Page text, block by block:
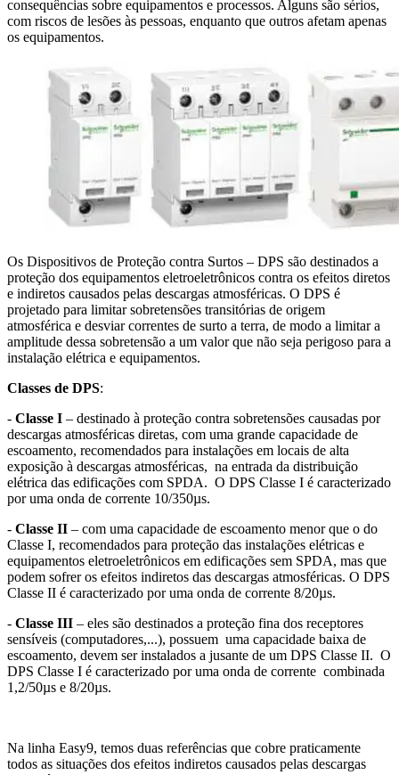
consequências sobre equipamentos e processos. Alguns são sérios,
com riscos de lesões às pessoas, enquanto que outros afetam apenas
os equipamentos.
Os Dispositivos de Proteção contra Surtos – DPS são destinados a
proteção dos equipamentos eletroeletrônicos contra os efeitos diretos
e indiretos causados pelas descargas atmosféricas. O DPS é
projetado para limitar sobretensões transitórias de origem
atmosférica e desviar correntes de surto a terra, de modo a limitar a
amplitude dessa sobretensão a um valor que não seja perigoso para a
instalação elétrica e equipamentos.
Classes de DPS:
- Classe I – destinado à proteção contra sobretensões causadas por
descargas atmosféricas diretas, com uma grande capacidade de
escoamento, recomendados para instalações em locais de alta
exposição à descargas atmosféricas, na entrada da distribuição
elétrica das edificações com SPDA. O DPS Classe I é caracterizado
por uma onda de corrente 10/350µs.
- Classe II – com uma capacidade de escoamento menor que o do
Classe I, recomendados para proteção das instalações elétricas e
equipamentos eletroeletrônicos em edificações sem SPDA, mas que
podem sofrer os efeitos indiretos das descargas atmosféricas. O DPS
Classe II é caracterizado por uma onda de corrente 8/20µs.
- Classe III – eles são destinados a proteção fina dos receptores
sensíveis (computadores,...), possuem uma capacidade baixa de
escoamento, devem ser instalados a jusante de um DPS Classe II. O
DPS Classe I é caracterizado por uma onda de corrente combinada
1,2/50µs e 8/20µs.
Na linha Easy9, temos duas referências que cobre praticamente
todos as situações dos efeitos indiretos causados pelas descargas